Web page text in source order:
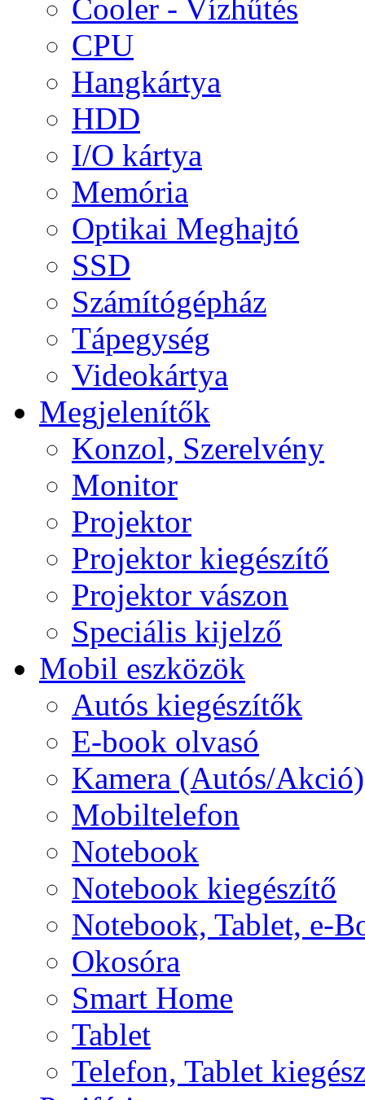
Cooler - Vízhűtés
CPU
Hangkártya
HDD
I/O kártya
Memória
Optikai Meghajtó
SSD
Számítógépház
Tápegység
Videokártya
Megjelenítők
Konzol, Szerelvény
Monitor
Projektor
Projektor kiegészítő
Projektor vászon
Speciális kijelző
Mobil eszközök
Autós kiegészítők
E-book olvasó
Kamera (Autós/Akció)
Mobiltelefon
Notebook
Notebook kiegészítő
Notebook, Tablet, e-
Okosóra
Smart Home
Tablet
Telefon, Tablet